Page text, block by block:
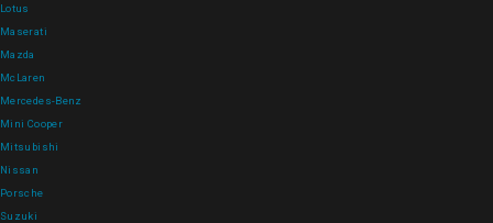
Lotus
Maserati
Mazda
McLaren
Mercedes-Benz
Mini Cooper
Mitsubishi
Nissan
Porsche
Suzuki